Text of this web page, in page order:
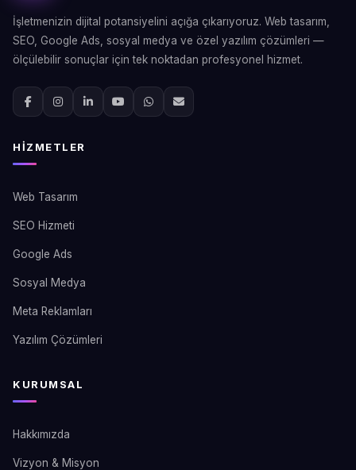
İşletmenizin dijital potansiyelini açığa çıkarıyoruz. Web tasarım,
SEO, Google Ads, sosyal medya ve özel yazılım çözümleri —
ölçülebilir sonuçlar için tek noktadan profesyonel hizmet.
HIZMETLER
Web Tasarım
SEO Hizmeti
Google Ads
Sosyal Medya
Meta Reklamları
Yazılım Çözümleri
KURUMSAL
Hakkımızda
Vizyon & Misyon